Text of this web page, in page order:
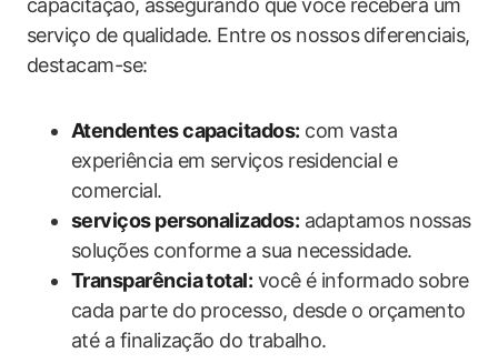
capacitação, assegurando que você receberá um
serviço de qualidade. Entre os nossos diferenciais,
destacam-se:
Atendentes capacitados: com vasta
experiência em serviços residencial e
comercial.
serviços personalizados: adaptamos nossas
soluções conforme a sua necessidade.
Transparência total: você é informado sobre
cada parte do processo, desde o orçamento
até a finalização do trabalho.